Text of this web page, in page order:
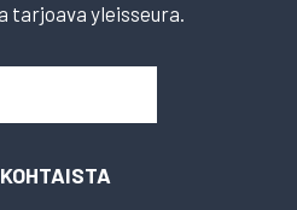
tarjoava yleisseura.